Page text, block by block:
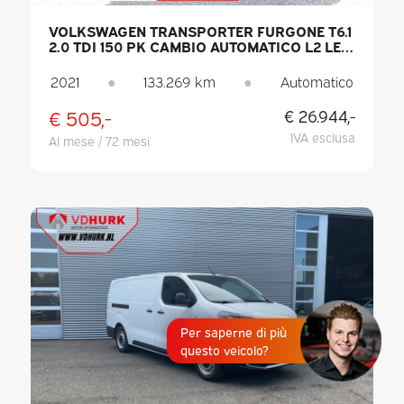
Per saperne di più
questo veicolo?
VOLKSWAGEN TRANSPORTER FURGONE T6.1
2.0 TDI 150 PK CAMBIO AUTOMATICO L2 LED
RISCALDATI / CARPLAY / PDC / CRUISE
CONTROL / ARIA CONDIZIONATA / GANCIO
2021 ● 133.269 km ● Automatico
€ 505,-
Al mese / 72 mesi
€ 26.944,-
IVA esclusa